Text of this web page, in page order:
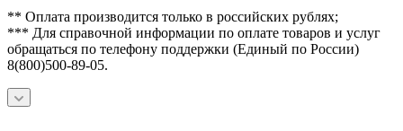
** Оплата производится только в российских рублях;
*** Для справочной информации по оплате товаров и услуг
обращаться по телефону поддержки (Единый по России)
8(800)500-89-05.